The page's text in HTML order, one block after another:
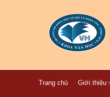
Trang chủ Giới thiệu